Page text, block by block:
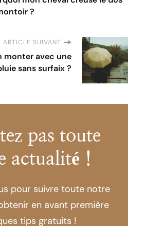
?
ARTICLE SUIVANT
monter avec une
sans surfaix ?
pas toute
actualité !
pour suivre toute notre
en avant première
tips gratuits !